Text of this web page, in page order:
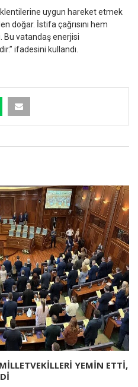
uygun hareket etmek
doğar. İstifa çağrısını hem
Bu vatandaş enerjisi
ifadesini kullandı.
YEMİN ETTİ,